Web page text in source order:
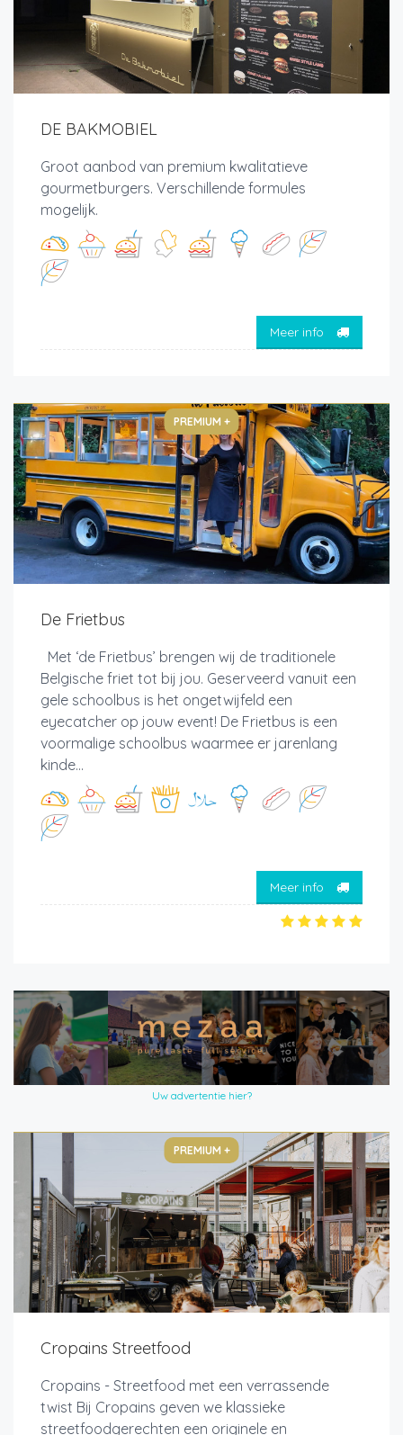
DE BAKMOBIEL
Groot aanbod van premium kwalitatieve
gourmetburgers. Verschillende formules
mogelijk.
Meer info
PREMIUM +
De Frietbus
Met ‘de Frietbus’ brengen wij de traditionele
Belgische friet tot bij jou. Geserveerd vanuit een
gele schoolbus is het ongetwijfeld een
eyecatcher op jouw event! De Frietbus is een
voormalige schoolbus waarmee er jarenlang
kinde...
Meer info
Uw advertentie hier?
PREMIUM +
Cropains Streetfood
Cropains - Streetfood met een verrassende
twist Bij Cropains geven we klassieke
streetfoodgerechten een originele en